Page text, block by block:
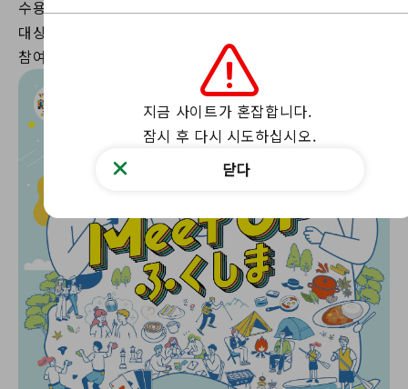
수용 인원: 100명
대상 연령대: 20~39세 (이전에 MeetUP Fukushima에
지금 사이트가 혼잡합니다.
잠시 후 다시 시도하십시오.
닫다